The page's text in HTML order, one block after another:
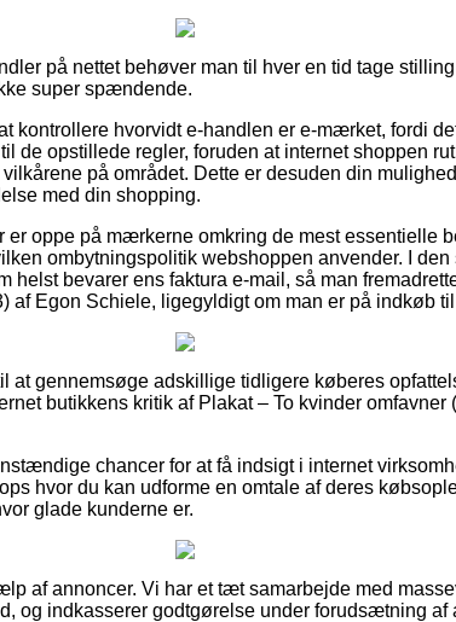
på nettet behøver man til hver en tid tage
super spændende.
kontrollere hvorvidt e-handlen er e-mærket, fordi
de opstillede regler, foruden at internet shoppen
på området. Dette er desuden din
med din shopping.
er oppe på mærkerne omkring de mest essentielle
ombytningspolitik webshoppen anvender. I
helst bevarer ens faktura e-mail, så man
af Egon Schiele, ligegyldigt om man er på indkøb
at gennemsøge adskillige tidligere køberes
butikkens kritik af Plakat – To kvinder omfavner
chancer for at få indsigt i internet
hvor du kan udforme en omtale af deres
glade kunderne er.
af annoncer. Vi har et tæt samarbejde med
og indkasserer godtgørelse under forudsætning af